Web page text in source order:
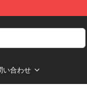
い合わせ